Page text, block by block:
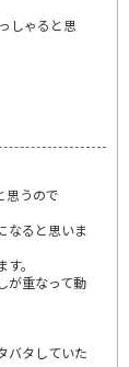
しゃると思
思うので
なると思いま
。
が重なって動
バタしていた